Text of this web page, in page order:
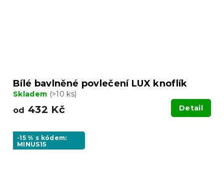
Bílé bavlněné povlečení LUX knoflík
Skladem (>10 ks)
od 432 Kč Detail
-15 % s kódem:
MINUS15